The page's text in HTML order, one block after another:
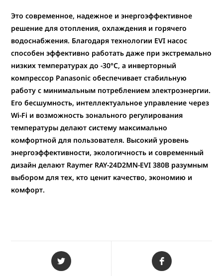
Это современное, надежное и энергоэффективное
решение для отопления, охлаждения и горячего
водоснабжения. Благодаря технологии EVI насос
способен эффективно работать даже при экстремально
низких температурах до -30°C, а инверторный
компрессор Panasonic обеспечивает стабильную
работу с минимальным потреблением электроэнергии.
Его бесшумность, интеллектуальное управление через
Wi-Fi и возможность зонального регулирования
температуры делают систему максимально
комфортной для пользователя. Высокий уровень
энергоэффективности, экологичность и современный
дизайн делают Raymer RAY-24D2MN-EVI 380В разумным
выбором для тех, кто ценит качество, экономию и
комфорт.